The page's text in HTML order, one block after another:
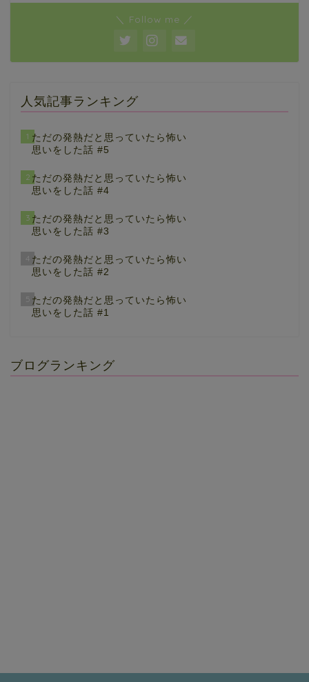
＼ Follow me ／
人気記事ランキング
1 ただの発熱だと思っていたら怖い
思いをした話 #5
2 ただの発熱だと思っていたら怖い
思いをした話 #4
3 ただの発熱だと思っていたら怖い
思いをした話 #3
4 ただの発熱だと思っていたら怖い
思いをした話 #2
ただの発熱だと思っていたら怖い
思いをした話 #1
ブログランキング